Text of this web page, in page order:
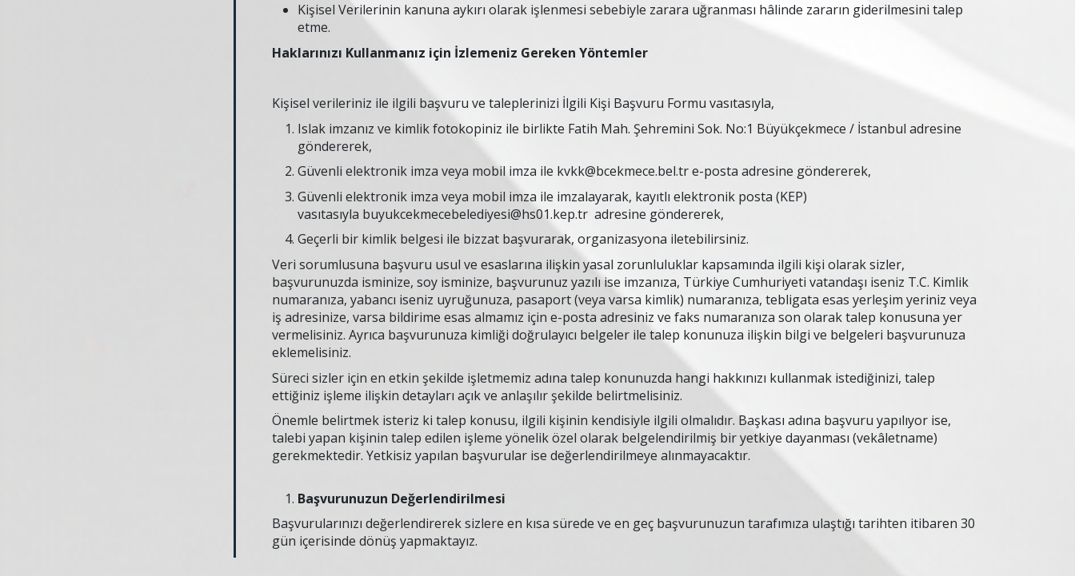
Kişisel Verilerinin kanuna aykırı olarak işlenmesi sebebiyle zarara uğranması hâlinde zararın giderilmesini talep
etme.
Haklarınızı Kullanmanız için İzlemeniz Gereken Yöntemler
Kişisel verileriniz ile ilgili başvuru ve taleplerinizi İlgili Kişi Başvuru Formu vasıtasıyla,
Islak imzanız ve kimlik fotokopiniz ile birlikte Fatih Mah. Şehremini Sok. No:1 Büyükçekmece / İstanbul adresine
göndererek,
Güvenli elektronik imza veya mobil imza ile kvkk@bcekmece.bel.tre-posta adresine göndererek,
Güvenli elektronik imza veya mobil imza ile imzalayarak, kayıtlı elektronik posta (KEP)
vasıtasıyla buyukcekmecebelediyesi@hs01.kep.tr adresine göndererek,
Geçerli bir kimlik belgesi ile bizzat başvurarak, organizasyona iletebilirsiniz.
Veri sorumlusuna başvuru usul ve esaslarına ilişkin yasal zorunluluklar kapsamında ilgili kişi olarak sizler,
başvurunuzda isminize, soy isminize, başvurunuz yazılı ise imzanıza, Türkiye Cumhuriyeti vatandaşı iseniz T.C. Kimlik
numaranıza, yabancı iseniz uyruğunuza, pasaport (veya varsa kimlik) numaranıza, tebligata esas yerleşim yeriniz veya
iş adresinize, varsa bildirime esas almamız için e-posta adresiniz ve faks numaranıza son olarak talep konusuna yer
vermelisiniz. Ayrıca başvurunuza kimliği doğrulayıcı belgeler ile talep konunuza ilişkin bilgi ve belgeleri başvurunuza
eklemelisiniz.
Süreci sizler için en etkin şekilde işletmemiz adına talep konunuzda hangi hakkınızı kullanmak istediğinizi, talep
ettiğiniz işleme ilişkin detayları açık ve anlaşılır şekilde belirtmelisiniz.
Önemle belirtmek isteriz ki talep konusu, ilgili kişinin kendisiyle ilgili olmalıdır. Başkası adına başvuru yapılıyor ise,
talebi yapan kişinin talep edilen işleme yönelik özel olarak belgelendirilmiş bir yetkiye dayanması (vekâletname)
gerekmektedir. Yetkisiz yapılan başvurular ise değerlendirilmeye alınmayacaktır.
Başvurunuzun Değerlendirilmesi
Başvurularınızı değerlendirerek sizlere en kısa sürede ve en geç başvurunuzun tarafımıza ulaştığı tarihten itibaren 30
gün içerisinde dönüş yapmaktayız.